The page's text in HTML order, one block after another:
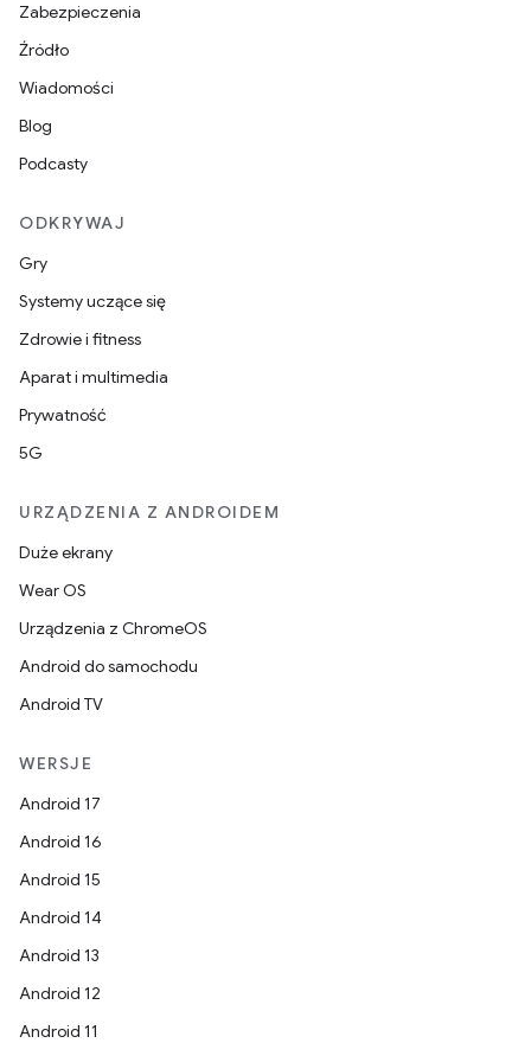
Zabezpieczenia
Źródło
Wiadomości
Blog
Podcasty
ODKRYWAJ
Gry
Systemy uczące się
Zdrowie i fitness
Aparat i multimedia
Prywatność
5G
URZĄDZENIA Z ANDROIDEM
Duże ekrany
Wear OS
Urządzenia z ChromeOS
Android do samochodu
Android TV
WERSJE
Android 17
Android 16
Android 15
Android 14
Android 13
Android 12
Android 11